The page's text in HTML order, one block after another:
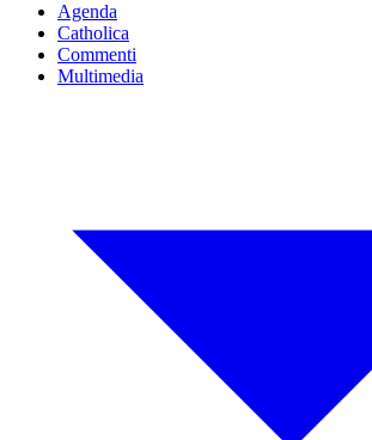
Agenda
Catholica
Commenti
Multimedia